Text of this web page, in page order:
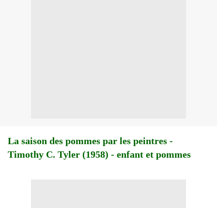
La saison des pommes par les peintres -
Timothy C. Tyler (1958) - enfant et pommes